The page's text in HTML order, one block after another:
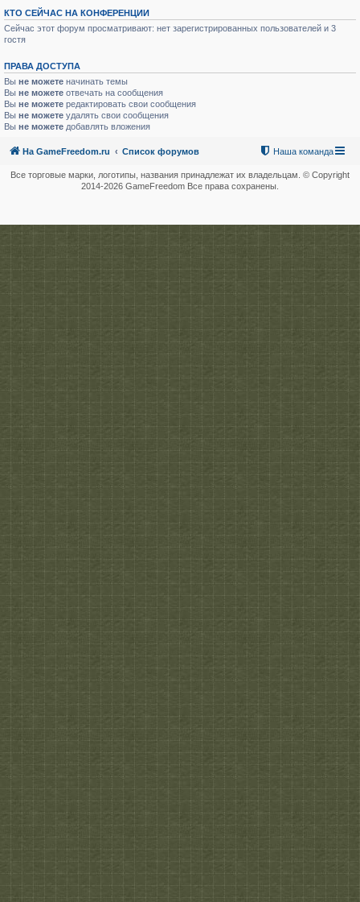
КТО СЕЙЧАС НА КОНФЕРЕНЦИИ
Сейчас этот форум просматривают: нет зарегистрированных пользователей и 3
гостя
ПРАВА ДОСТУПА
Вы не можете начинать темы
Вы не можете отвечать на сообщения
Вы не можете редактировать свои сообщения
Вы не можете удалять свои сообщения
Вы не можете добавлять вложения
На GameFreedom.ru Список форумов Наша команда
Все торговые марки, логотипы, названия принадлежат их владельцам. © Copyright
2014-2026 GameFreedom Все права сохранены.